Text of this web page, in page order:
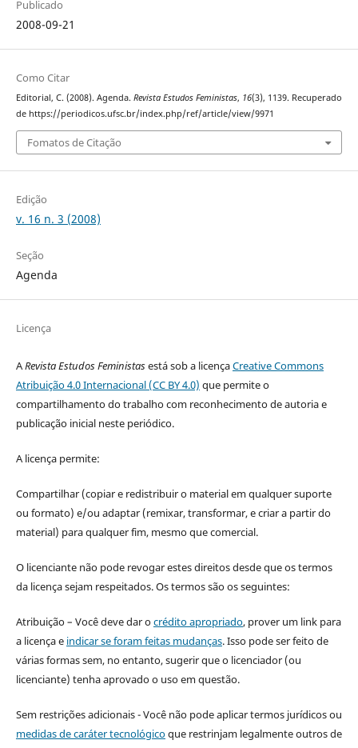
Publicado
2008-09-21
Como Citar
Editorial, C. (2008). Agenda. Revista Estudos Feministas, 16(3), 1139. Recuperado
de https://periodicos.ufsc.br/index.php/ref/article/view/9971
Fomatos de Citação
Edição
v. 16 n. 3 (2008)
Seção
Agenda
Licença
ARevista Estudos Feministasestá sob a licençaCreative Commons
Atribuição 4.0 Internacional (CC BY 4.0) que permite o
compartilhamento do trabalho com reconhecimento de autoria e
publicação inicial neste periódico.
A licença permite:
Compartilhar (copiar e redistribuir o material em qualquer suporte
ou formato) e/ou adaptar (remixar, transformar, e criar a partir do
material) para qualquer fim, mesmo que comercial.
O licenciante não pode revogar estes direitos desde que os termos
da licença sejam respeitados. Os termos são os seguintes:
Atribuição – Você deve dar ocrédito apropriado, prover um link para
a licença e indicar se foram feitas mudanças. Isso pode ser feito de
várias formas sem, no entanto, sugerir que o licenciador (ou
licenciante) tenha aprovado o uso em questão.
Sem restrições adicionais - Você não pode aplicar termos jurídicos ou
medidas de caráter tecnológicoque restrinjam legalmente outros de